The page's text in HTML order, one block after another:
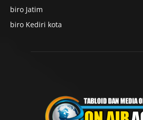
biro Jatim
biro Kediri kota